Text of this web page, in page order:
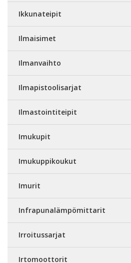
Ikkunateipit
Ilmaisimet
Ilmanvaihto
Ilmapistoolisarjat
Ilmastointiteipit
Imukupit
Imukuppikoukut
Imurit
Infrapunalämpömittarit
Irroitussarjat
Irtomoottorit